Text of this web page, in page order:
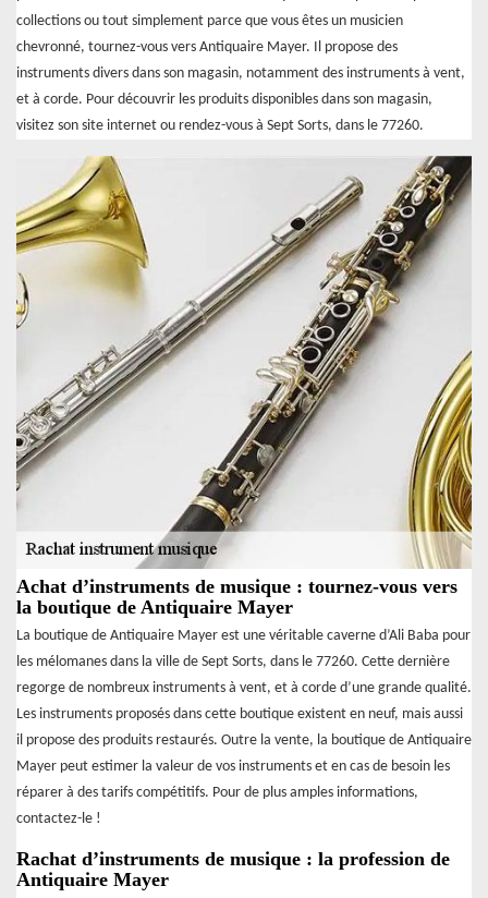
collections ou tout simplement parce que vous êtes un musicien
chevronné, tournez-vous vers Antiquaire Mayer. Il propose des
instruments divers dans son magasin, notamment des instruments à vent,
et à corde. Pour découvrir les produits disponibles dans son magasin,
visitez son site internet ou rendez-vous à Sept Sorts, dans le 77260.
Achat d’instruments de musique : tournez-vous vers
la boutique de Antiquaire Mayer
La boutique de Antiquaire Mayer est une véritable caverne d’Ali Baba pour
les mélomanes dans la ville de Sept Sorts, dans le 77260. Cette dernière
regorge de nombreux instruments à vent, et à corde d’une grande qualité.
Les instruments proposés dans cette boutique existent en neuf, mais aussi
il propose des produits restaurés. Outre la vente, la boutique de Antiquaire
Mayer peut estimer la valeur de vos instruments et en cas de besoin les
réparer à des tarifs compétitifs. Pour de plus amples informations,
contactez-le !
Rachat d’instruments de musique : la profession de
Antiquaire Mayer